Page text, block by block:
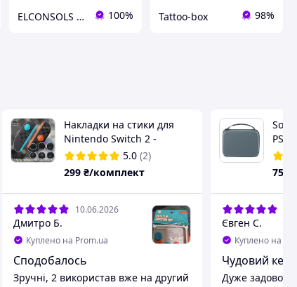
ELCONSOLS запчасти аксессуары для приставок 100% Tattoo-box 98%
Накладки на стики для
Nintendo Switch 2 -
Накладки на джойстики
Joy-Con разного размера,
5.0 (2)
299 ₴/комплект
10.06.2026
Дмитро Б.
Куплено на Prom.ua
Сподобалось
Зручні, 2 використав вже на другий
PS5
753
Євген С.
Куплено на
Чудовий
Дуже